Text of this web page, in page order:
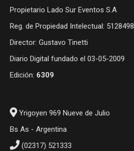
Propietario Lado Sur Eventos S.A
Reg. de Propiedad Intelectual: 5128498
Director: Gustavo Tinetti
Diario Digital fundado el 03-05-2009
Edición: 6309
Yrigoyen 969 Nueve de Julio
Bs As - Argentina
(02317) 521333